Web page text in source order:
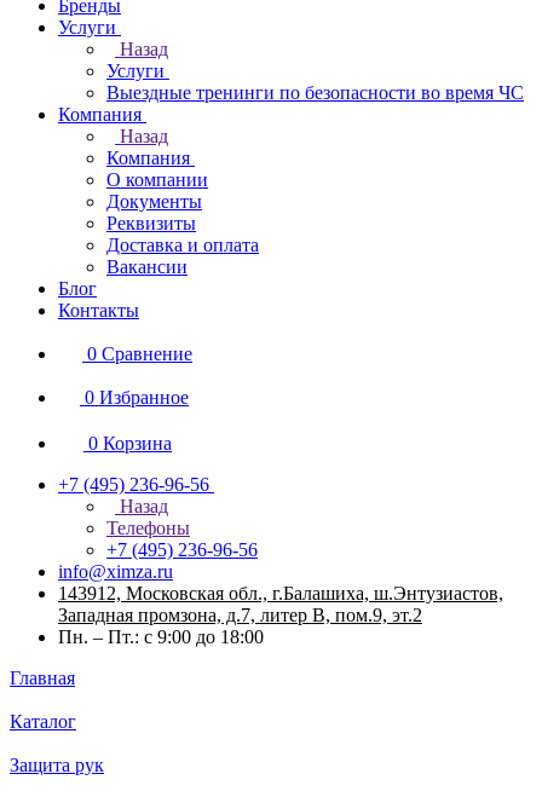
Бренды
Услуги
Назад
Услуги
Выездные тренинги по безопасности во время ЧС
Компания
Назад
Компания
О компании
Документы
Реквизиты
Доставка и оплата
Вакансии
Блог
Контакты
0 Сравнение
0 Избранное
0 Корзина
+7 (495) 236-96-56
Назад
Телефоны
+7 (495) 236-96-56
info@ximza.ru
143912, Московская обл., г.Балашиха, ш.Энтузиастов,
Западная промзона, д.7, литер В, пом.9, эт.2
Пн. – Пт.: с 9:00 до 18:00
Главная
Каталог
Защита рук